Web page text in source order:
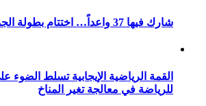
شارك فيها 37 واعداً… اختتام بطولة الجمباز
القمة الرياضية الإيجابية تسلط الضوء
للرياضة في معالجة تغير المناخ